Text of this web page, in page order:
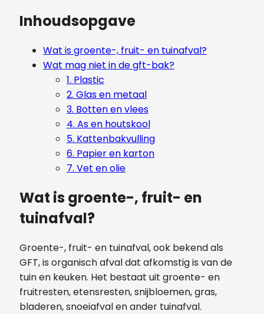
Inhoudsopgave
Wat is groente-, fruit- en tuinafval?
Wat mag niet in de gft-bak?
1. Plastic
2. Glas en metaal
3. Botten en vlees
4. As en houtskool
5. Kattenbakvulling
6. Papier en karton
7. Vet en olie
Wat is groente-, fruit- en
tuinafval?
Groente-, fruit- en tuinafval, ook bekend als
GFT, is organisch afval dat afkomstig is van de
tuin en keuken. Het bestaat uit groente- en
fruitresten, etensresten, snijbloemen, gras,
bladeren, snoeiafval en ander tuinafval.